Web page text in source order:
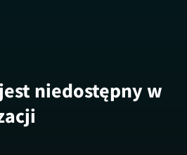
niedostępny w